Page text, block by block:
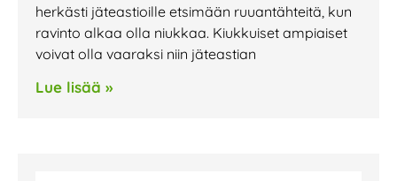
herkästi jäteastioille etsimään ruuantähteitä, kun
ravinto alkaa olla niukkaa. Kiukkuiset ampiaiset
voivat olla vaaraksi niin jäteastian
Lue lisää »